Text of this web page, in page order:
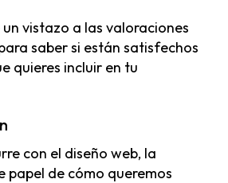
un vistazo a las valoraciones
saber si están satisfechos
quieres incluir en tu
con el diseño web, la
papel de cómo queremos